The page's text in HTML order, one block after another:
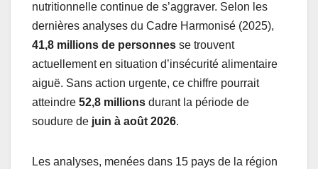
nutritionnelle continue de s’aggraver. Selon les
dernières analyses du Cadre Harmonisé (2025),
41,8 millions de personnes se trouvent
actuellement en situation d’insécurité alimentaire
aiguë. Sans action urgente, ce chiffre pourrait
atteindre 52,8 millions durant la période de
soudure de juin à août 2026.
Les analyses, menées dans 15 pays de la région